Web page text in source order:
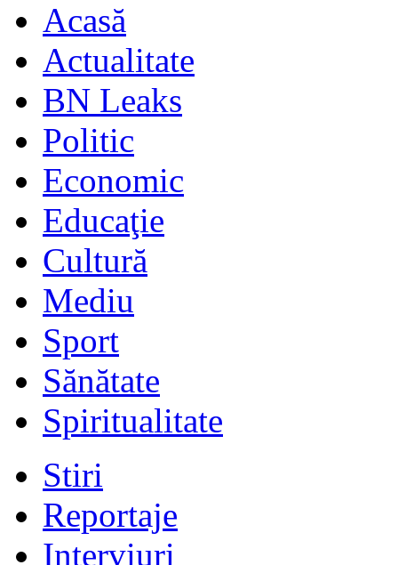
Acasă
Actualitate
BN Leaks
Politic
Economic
Educaţie
Cultură
Mediu
Sport
Sănătate
Spiritualitate
Stiri
Reportaje
Interviuri